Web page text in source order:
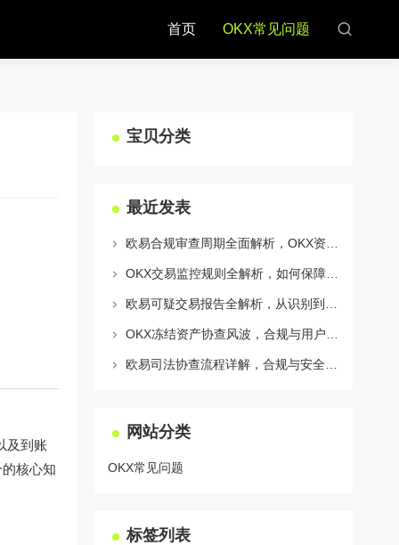
首页 OKX常见问题
及到账
核心知
宝贝分类
最近发表
网站分类
OKX常见问题
标签列表